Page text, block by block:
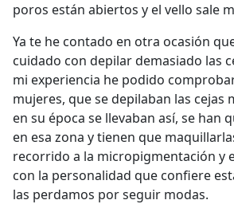
poros están abiertos y el vello sale
Ya te he contado en otra ocasión
cuidado con depilar demasiado las
mi experiencia he podido
mujeres, que se depilaban las cejas
en su época se llevaban así, se han
en esa zona y tienen que
recorrido a la micropigmentación y
con la personalidad que confiere
las perdamos por seguir modas.